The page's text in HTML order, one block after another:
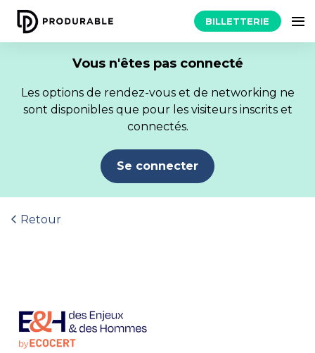
BILLETTERIE
Vous n'êtes pas connecté
Les options de rendez-vous et de networking ne
sont disponibles que pour les visiteurs inscrits et
connectés.
Se connecter
Retour